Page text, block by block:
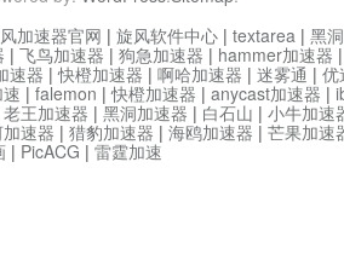
加速器官网 | 旋风软件中心 | textarea | 黑
| 飞鸟加速器 | 狗急加速器 | hammer加速器
速器 |快橙加速器 | 啊哈加速器 | 迷雾通 | 优
| falemon |快橙加速器 | anycast加速器 |
老王加速器 | 黑洞加速器 | 白石山 | 小牛加速
速器 | 猎豹加速器 | 海鸥加速器 | 芒果加速
| PicACG | 雷霆加速